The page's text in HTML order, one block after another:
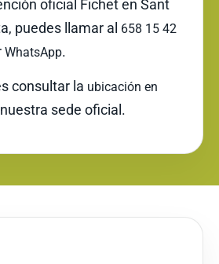
oficial Fichet en Sant
puedes llamar al 658 15 42
WhatsApp.
consultar la ubicación en
sede oficial.